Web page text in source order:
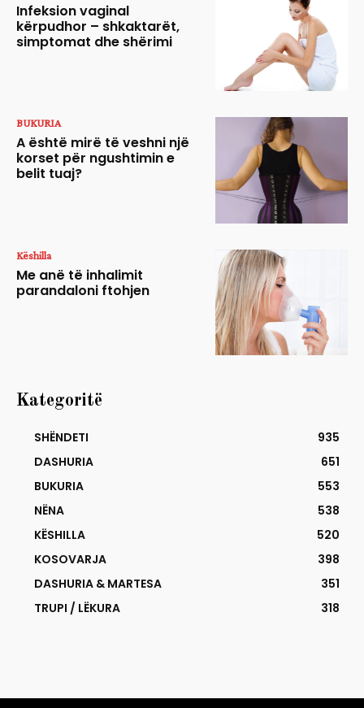
Infeksion vaginal
kërpudhor – shkaktarët,
simptomat dhe shërimi
BUKURIA
A është mirë të veshni një
korset për ngushtimin e
belit tuaj?
Këshilla
Me anë të inhalimit
parandaloni ftohjen
Kategoritë
SHËNDETI
935
DASHURIA
651
BUKURIA
553
NËNA
538
KËSHILLA
520
KOSOVARJA
398
DASHURIA & MARTESA
351
TRUPI / LËKURA
318